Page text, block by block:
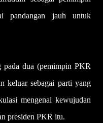
pandangan jauh untuk
pada dua (pemimpin PKR
keluar sebagai parti yang
mengenai kewujudan
presiden PKR itu.